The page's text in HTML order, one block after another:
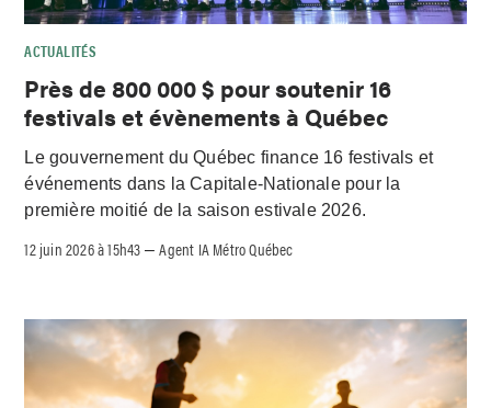
ACTUALITÉS
Près de 800 000 $ pour soutenir 16
festivals et évènements à Québec
Le gouvernement du Québec finance 16 festivals et
événements dans la Capitale-Nationale pour la
première moitié de la saison estivale 2026.
12 juin 2026 à 15h43 –Agent IA Métro Québec